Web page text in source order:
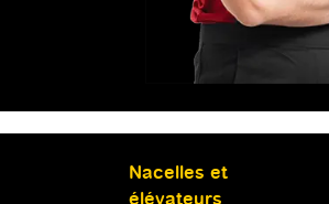
Nacelles et
élévateurs